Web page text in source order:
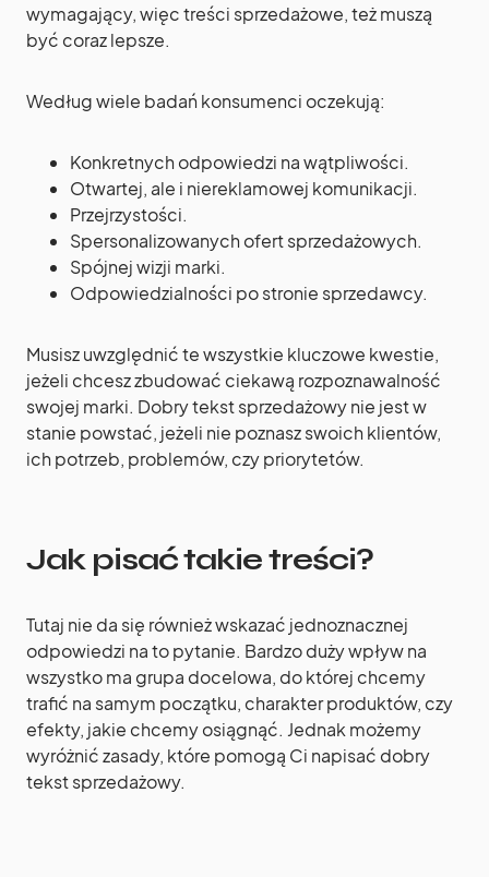
wymagający, więc treści sprzedażowe, też muszą
być coraz lepsze.
Według wiele badań konsumenci oczekują:
Konkretnych odpowiedzi na wątpliwości.
Otwartej, ale i niereklamowej komunikacji.
Przejrzystości.
Spersonalizowanych ofert sprzedażowych.
Spójnej wizji marki.
Odpowiedzialności po stronie sprzedawcy.
Musisz uwzględnić te wszystkie kluczowe kwestie,
jeżeli chcesz zbudować ciekawą rozpoznawalność
swojej marki. Dobry tekst sprzedażowy nie jest w
stanie powstać, jeżeli nie poznasz swoich klientów,
ich potrzeb, problemów, czy priorytetów.
Jak pisać takie treści?
Tutaj nie da się również wskazać jednoznacznej
odpowiedzi na to pytanie. Bardzo duży wpływ na
wszystko ma grupa docelowa, do której chcemy
trafić na samym początku, charakter produktów, czy
efekty, jakie chcemy osiągnąć. Jednak możemy
wyróżnić zasady, które pomogą Ci napisać dobry
tekst sprzedażowy.